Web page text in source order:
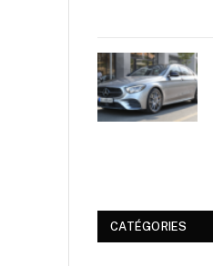
CATÉGORIES